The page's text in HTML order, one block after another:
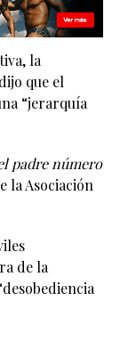
la
que el
“jerarquía
padre número
la Asociación
de la